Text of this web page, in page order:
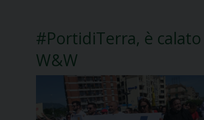
#PortidiTerra, è
W&W